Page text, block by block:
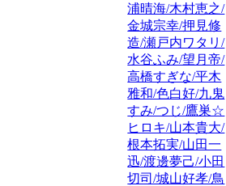
浦晴海/木村恵之/
金城宗幸/押見修
造/瀬戸内ワタリ/
水谷ふみ/望月帝/
高橋すぎな/平木
雅和/色白好/九鬼
すみ/つじ/鷹巣☆
ヒロキ/山本貴大/
根本拓実/山田一
迅/渡邊夢己/小田
切司/城山好孝/鳥